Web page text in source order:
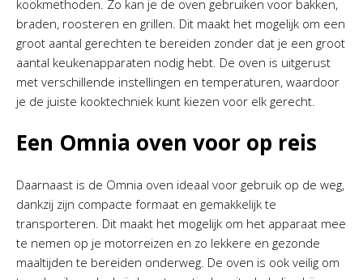
kookmethoden. Zo kan je de oven gebruiken voor bakken,
braden, roosteren en grillen. Dit maakt het mogelijk om een
groot aantal gerechten te bereiden zonder dat je een groot
aantal keukenapparaten nodig hebt. De oven is uitgerust
met verschillende instellingen en temperaturen, waardoor
je de juiste kooktechniek kunt kiezen voor elk gerecht.
Een Omnia oven voor op reis
Daarnaast is de Omnia oven ideaal voor gebruik op de weg,
dankzij zijn compacte formaat en gemakkelijk te
transporteren. Dit maakt het mogelijk om het apparaat mee
te nemen op je motorreizen en zo lekkere en gezonde
maaltijden te bereiden onderweg. De oven is ook veilig om